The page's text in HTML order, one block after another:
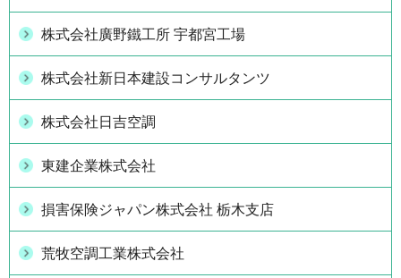
株式会社廣野鐵工所 宇都宮工場
株式会社新日本建設コンサルタンツ
株式会社日吉空調
東建企業株式会社
損害保険ジャパン株式会社 栃木支店
荒牧空調工業株式会社